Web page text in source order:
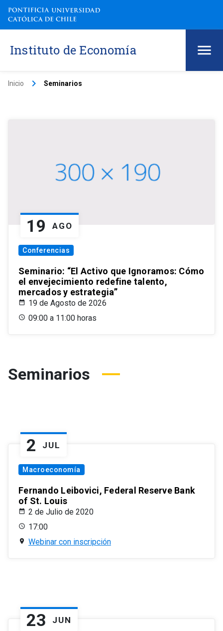
Instituto de Economía
Inicio keyboard_arrow_right Seminarios
19 AGO
Conferencias
Seminario: “El Activo que Ignoramos: Cómo
el envejecimiento redefine talento,
mercados y estrategia”
19 de Agosto de 2026
09:00 a 11:00 horas
Seminarios
2 JUL
Macroeconomía
Fernando Leibovici, Federal Reserve Bank
of St. Louis
2 de Julio de 2020
17:00
Webinar con inscripción
23 JUN